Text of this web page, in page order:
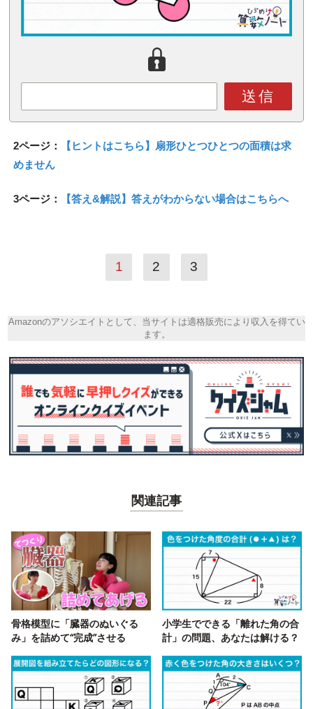
送信
2ページ：
【ヒントはこちら】扇形ひとつひとつの面積は求
めません
3ページ： 【答え&解説】答えがわからない場合はこちらへ
1 2 3
Amazonのアソシエイトとして、当サイトは適格販売により収入を得てい
ます。
関連記事
骨格模型に「臓器のぬいぐる
み」を詰めて“完成”させる
小学生でできる「離れた角の合
計」の問題、あなたは解ける？